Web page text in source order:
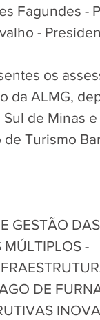
Fagundes -
-
os
da ALMG,
de Minas
Turismo
GESTÃO
MÚLTIPLOS -
DE